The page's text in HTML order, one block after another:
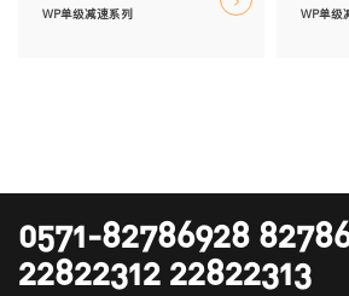
WP单级减速系列 WP单级
0571-82786928
22822312 22822313